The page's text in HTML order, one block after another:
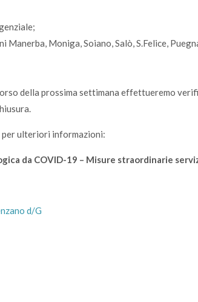
Manerba, Moniga, Soiano, Salò, S.Felice,
della prossima settimana effettueremo
per ulteriori informazioni:
da COVID-19 – Misure straordinarie
d/G